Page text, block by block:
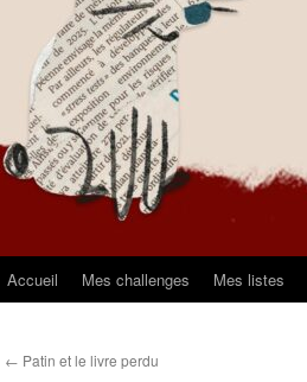
Aller
contenu
Accueil Mes challenges Mes listes
← Patin et le livre perdu